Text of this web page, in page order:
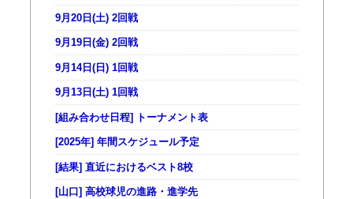
9月20日(土) 2回戦
9月19日(金) 2回戦
9月14日(日) 1回戦
9月13日(土) 1回戦
[組み合わせ日程] トーナメント表
[2025年] 年間スケジュール予定
[結果] 直近におけるベスト8校
[山口] 高校球児の進路・進学先